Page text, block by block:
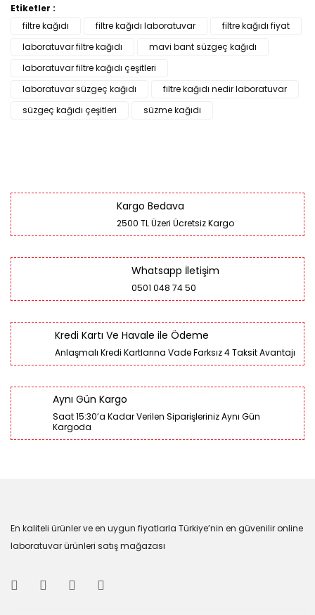
Etiketler :
filtre kağıdı
filtre kağıdı laboratuvar
filtre kağıdı fiyat
laboratuvar filtre kağıdı
mavi bant süzgeç kağıdı
laboratuvar filtre kağıdı çeşitleri
laboratuvar süzgeç kağıdı
filtre kağıdı nedir laboratuvar
süzgeç kağıdı çeşitleri
süzme kağıdı
Kargo Bedava
2500 TL Üzeri Ücretsiz Kargo
Whatsapp İletişim
0501 048 74 50
Kredi Kartı Ve Havale ile Ödeme
Anlaşmalı Kredi Kartlarına Vade Farksız 4 Taksit Avantajı
Aynı Gün Kargo
Saat 15:30’a Kadar Verilen Siparişleriniz Aynı Gün
Kargoda
En kaliteli ürünler ve en uygun fiyatlarla Türkiye’nin en güvenilir online
laboratuvar ürünleri satış mağazası